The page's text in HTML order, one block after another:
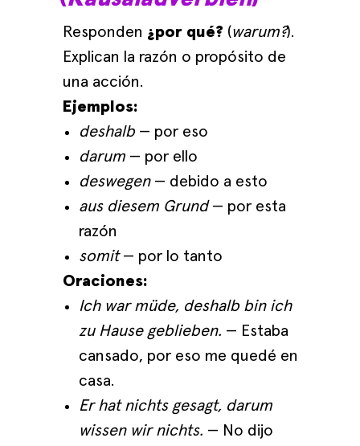
Responden ¿por qué? (warum?).
Explican la razón o propósito de
una acción.
Ejemplos:
deshalb— por eso
darum — por ello
deswegen— debido a esto
aus diesem Grund— por esta
razón
somit— por lo tanto
Oraciones:
Ich war müde, deshalb bin ich
zu Hause geblieben. — Estaba
cansado, por eso me quedé en
casa.
Er hat nichts gesagt, darum
wissen wir nichts. — No dijo